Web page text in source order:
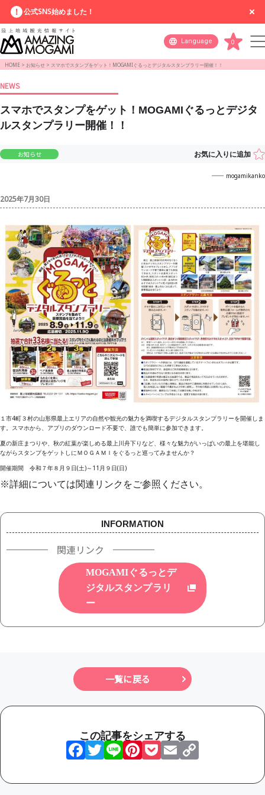
公式SNS始めました！
Language 0
HOME > お知らせ > スマホでスタンプをゲット！MOGAMIぐるっとデジタルスタンプラリー開催！！
NEWS
スマホでスタンプをゲット！MOGAMIぐるっとデジタ
ルスタンプラリー開催！！
お知らせ お気に入りに追加
mogamikanko
2025年7月30日
１市4町３村の山形県最上エリアの自然や観光の魅力を満喫するデジタルスタンプラリーを開催しま
す。スマホから、アプリのダウンロード不要で、誰でも簡単に参加できます。
夏の新庄まつりや、秋の紅葉が楽しめる最上川舟下りなど、様々な魅力がいっぱいの最上を堪能し
ながらスタンプをゲットしにＭＯＧＡＭＩをぐるっと巡ってみませんか？
開催期間 令和７年８月９日(土)～11月９日(日)
※詳細については関連リンクをご参照ください。
INFORMATION
関連リンク
MOGAMIぐるっとデ
ジタルスタンプラリ
ー
一覧に戻る
この記事をシェアする
Facebook
Twitter
LinePinterest
Pocket
Email